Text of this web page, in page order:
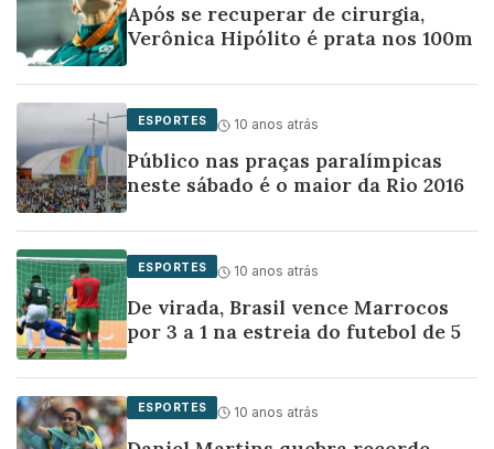
Após se recuperar de cirurgia,
Verônica Hipólito é prata nos 100m
ESPORTES 10 anos atrás
Público nas praças paralímpicas
neste sábado é o maior da Rio 2016
ESPORTES 10 anos atrás
De virada, Brasil vence Marrocos
por 3 a 1 na estreia do futebol de 5
ESPORTES 10 anos atrás